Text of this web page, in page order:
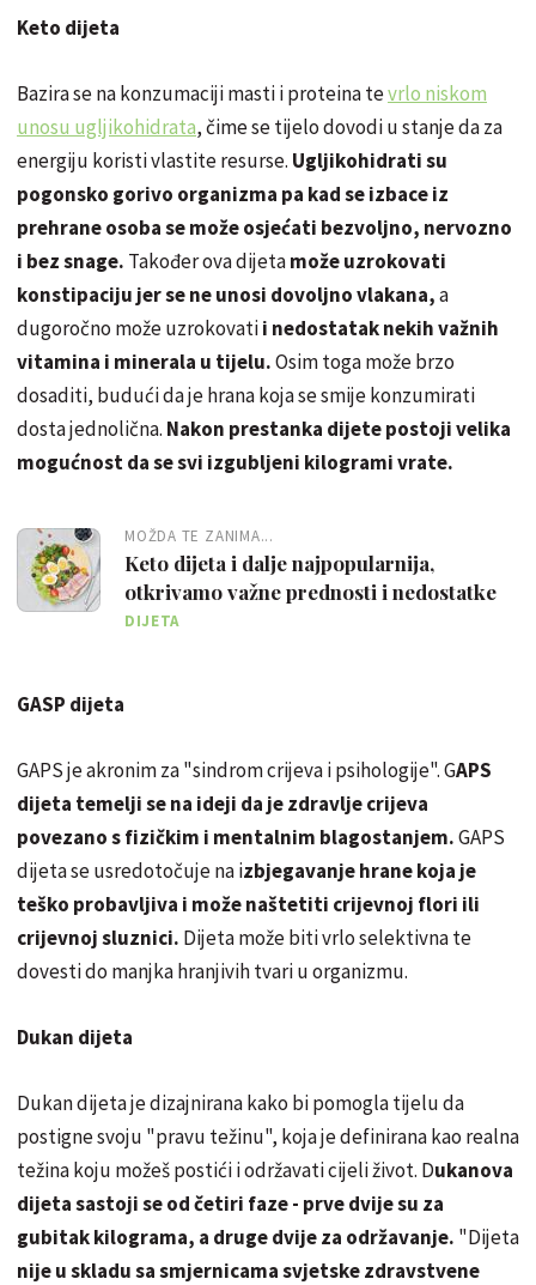
Keto dijeta
Bazira se na konzumaciji masti i proteina tevrlo niskom
unosu ugljikohidrata, čime se tijelo dovodi u stanje da za
energiju koristi vlastite resurse. Ugljikohidrati su
pogonsko gorivo organizma pa kad se izbace iz
prehrane osoba se može osjećati bezvoljno, nervozno
i bez snage. Također ova dijetamože uzrokovati
konstipaciju jer se ne unosi dovoljno vlakana,a
dugoročno može uzrokovatii nedostatak nekih važnih
vitamina i minerala u tijelu.Osim toga može brzo
dosaditi, budući da je hrana koja se smije konzumirati
dosta jednolična. Nakon prestanka dijete postoji velika
mogućnost da se svi izgubljeni kilogrami vrate.
MOŽDA TE ZANIMA...
Keto dijeta i dalje najpopularnija,
otkrivamo važne prednosti i nedostatke
DIJETA
GASP dijeta
GAPS je akronim za "sindrom crijeva i psihologije". GAPS
dijeta temelji se na ideji da je zdravlje crijeva
povezano s fizičkim i mentalnim blagostanjem.GAPS
dijeta se usredotočuje na izbjegavanje hrane koja je
teško probavljiva i može naštetiti crijevnoj flori ili
crijevnoj sluznici. Dijeta može biti vrlo selektivna te
dovesti do manjka hranjivih tvari u organizmu.
Dukan dijeta
Dukan dijeta je dizajnirana kako bi pomogla tijelu da
postigne svoju "pravu težinu", koja je definirana kao realna
težina koju možeš postići i održavati cijeli život. Dukanova
dijeta sastoji se od četiri faze - prve dvije su za
gubitak kilograma, a druge dvije za održavanje. "Dijeta
nije u skladu sa smjernicama svjetske zdravstvene